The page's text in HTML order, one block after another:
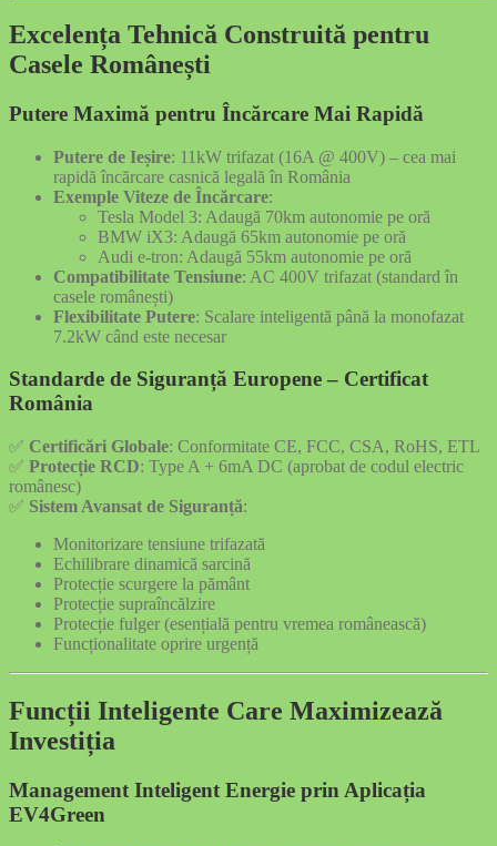
Excelența Tehnică Construită pentru
Casele Românești
Putere Maximă pentru Încărcare Mai Rapidă
Putere de Ieșire: 11kW trifazat (16A @ 400V) – cea mai
rapidă încărcare casnică legală în România
Exemple Viteze de Încărcare:
Tesla Model 3: Adaugă 70km autonomie pe oră
BMW iX3: Adaugă 65km autonomie pe oră
Audi e-tron: Adaugă 55km autonomie pe oră
Compatibilitate Tensiune: AC 400V trifazat (standard în
casele românești)
Flexibilitate Putere: Scalare inteligentă până la monofazat
7.2kW când este necesar
Standarde de Siguranță Europene – Certificat
România
✅ Certificări Globale: Conformitate CE, FCC, CSA, RoHS, ETL
✅ Protecție RCD: Type A + 6mA DC (aprobat de codul electric
românesc)
✅ Sistem Avansat de Siguranță:
Monitorizare tensiune trifazată
Echilibrare dinamică sarcină
Protecție scurgere la pământ
Protecție supraîncălzire
Protecție fulger (esențială pentru vremea românească)
Funcționalitate oprire urgență
Funcții Inteligente Care Maximizează
Investiția
Management Inteligent Energie prin Aplicația
EV4Green